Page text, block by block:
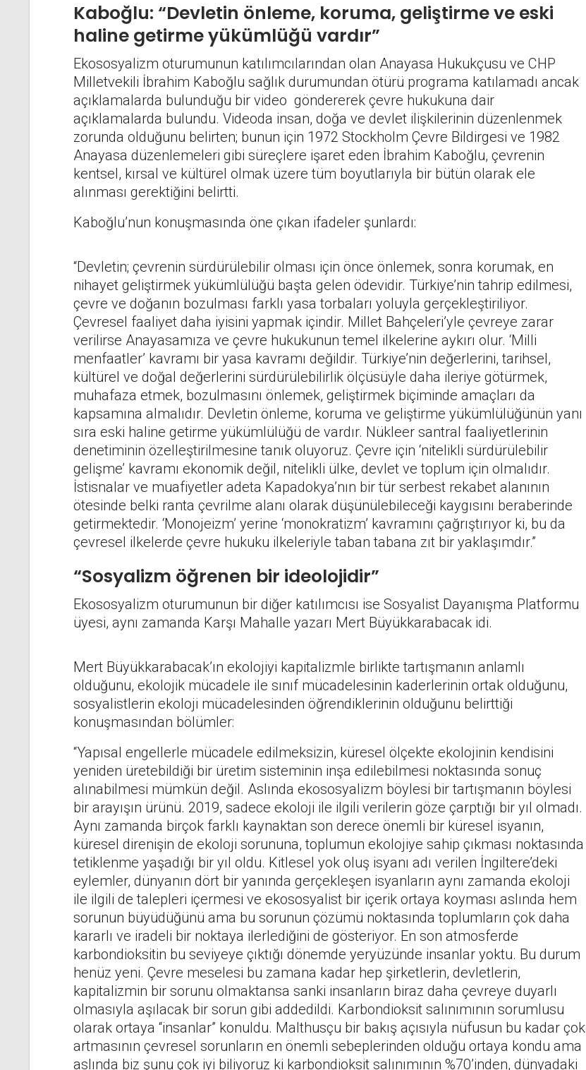
Kaboğlu: “Devletin önleme, koruma, geliştirme ve eski
haline getirme yükümlüğü vardır”
Ekososyalizm oturumunun katılımcılarından olan Anayasa Hukukçusu ve CHP
Milletvekili İbrahim Kaboğlu sağlık durumundan ötürü programa katılamadı ancak
açıklamalarda bulunduğu bir video göndererek çevre hukukuna dair
açıklamalarda bulundu. Videoda insan, doğa ve devlet ilişkilerinin düzenlenmek
zorunda olduğunu belirten; bunun için 1972 Stockholm Çevre Bildirgesi ve 1982
Anayasa düzenlemeleri gibi süreçlere işaret eden İbrahim Kaboğlu, çevrenin
kentsel, kırsal ve kültürel olmak üzere tüm boyutlarıyla bir bütün olarak ele
alınması gerektiğini belirtti.
Kaboğlu’nun konuşmasında öne çıkan ifadeler şunlardı:
“Devletin; çevrenin sürdürülebilir olması için önce önlemek, sonra korumak, en
nihayet geliştirmek yükümlülüğü başta gelen ödevidir. Türkiye’nin tahrip edilmesi,
çevre ve doğanın bozulması farklı yasa torbaları yoluyla gerçekleştiriliyor.
Çevresel faaliyet daha iyisini yapmak içindir. Millet Bahçeleri’yle çevreye zarar
verilirse Anayasamıza ve çevre hukukunun temel ilkelerine aykırı olur. ‘Milli
menfaatler’ kavramı bir yasa kavramı değildir. Türkiye’nin değerlerini, tarihsel,
kültürel ve doğal değerlerini sürdürülebilirlik ölçüsüyle daha ileriye götürmek,
muhafaza etmek, bozulmasını önlemek, geliştirmek biçiminde amaçları da
kapsamına almalıdır. Devletin önleme, koruma ve geliştirme yükümlülüğünün yanı
sıra eski haline getirme yükümlülüğü de vardır. Nükleer santral faaliyetlerinin
denetiminin özelleştirilmesine tanık oluyoruz. Çevre için ‘nitelikli sürdürülebilir
gelişme’ kavramı ekonomik değil, nitelikli ülke, devlet ve toplum için olmalıdır.
İstisnalar ve muafiyetler adeta Kapadokya’nın bir tür serbest rekabet alanının
ötesinde belki ranta çevrilme alanı olarak düşünülebileceği kaygısını beraberinde
getirmektedir. ‘Monojeizm’ yerine ‘monokratizm’ kavramını çağrıştırıyor ki, bu da
çevresel ilkelerde çevre hukuku ilkeleriyle taban tabana zıt bir yaklaşımdır.”
“Sosyalizm öğrenen bir ideolojidir”
Ekososyalizm oturumunun bir diğer katılımcısı ise Sosyalist Dayanışma Platformu
üyesi, aynı zamanda Karşı Mahalle yazarı Mert Büyükkarabacak idi.
Mert Büyükkarabacak’ın ekolojiyi kapitalizmle birlikte tartışmanın anlamlı
olduğunu, ekolojik mücadele ile sınıf mücadelesinin kaderlerinin ortak olduğunu,
sosyalistlerin ekoloji mücadelesinden öğrendiklerinin olduğunu belirttiği
konuşmasından bölümler:
“Yapısal engellerle mücadele edilmeksizin, küresel ölçekte ekolojinin kendisini
yeniden üretebildiği bir üretim sisteminin inşa edilebilmesi noktasında sonuç
alınabilmesi mümkün değil. Aslında ekososyalizm böylesi bir tartışmanın böylesi
bir arayışın ürünü. 2019, sadece ekoloji ile ilgili verilerin göze çarptığı bir yıl olmadı.
Aynı zamanda birçok farklı kaynaktan son derece önemli bir küresel isyanın,
küresel direnişin de ekoloji sorununa, toplumun ekolojiye sahip çıkması noktasında
tetiklenme yaşadığı bir yıl oldu. Kitlesel yok oluş isyanı adı verilen İngiltere’deki
eylemler, dünyanın dört bir yanında gerçekleşen isyanların aynı zamanda ekoloji
ile ilgili de talepleri içermesi ve ekososyalist bir içerik ortaya koyması aslında hem
sorunun büyüdüğünü ama bu sorunun çözümü noktasında toplumların çok daha
kararlı ve iradeli bir noktaya ilerlediğini de gösteriyor. En son atmosferde
karbondioksitin bu seviyeye çıktığı dönemde yeryüzünde insanlar yoktu. Bu durum
henüz yeni. Çevre meselesi bu zamana kadar hep şirketlerin, devletlerin,
kapitalizmin bir sorunu olmaktansa sanki insanların biraz daha çevreye duyarlı
olmasıyla aşılacak bir sorun gibi addedildi. Karbondioksit salınımının sorumlusu
olarak ortaya “insanlar” konuldu. Malthusçu bir bakış açısıyla nüfusun bu kadar çok
artmasının çevresel sorunların en önemli sebeplerinden olduğu ortaya kondu ama
aslında biz şunu çok iyi biliyoruz ki karbondioksit salınımının %70’inden, dünyadaki